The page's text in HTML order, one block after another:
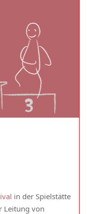
in der Spielstätte
Leitung von